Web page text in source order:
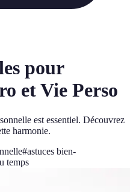
pour
et Vie Perso
est essentiel. Découvrez
harmonie.
#astuces bien-
temps